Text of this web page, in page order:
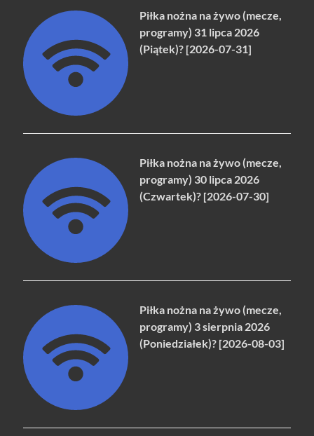
Piłka nożna na żywo (mecze,
programy) 31 lipca 2026
(Piątek)? [2026-07-31]
Piłka nożna na żywo (mecze,
programy) 30 lipca 2026
(Czwartek)? [2026-07-30]
Piłka nożna na żywo (mecze,
programy) 3 sierpnia 2026
(Poniedziałek)? [2026-08-03]